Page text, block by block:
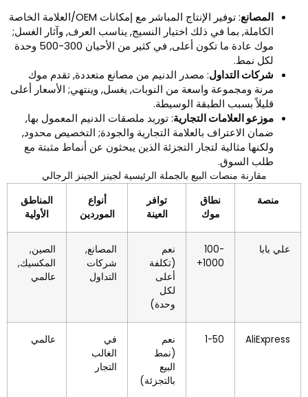
المصانع
: توفير الإنتاج المباشر مع إمكانات OEM/العلامة الخاصة
الكاملة, بما في ذلك اختيار النسيج, يناسب العرف, وآثار الغسل;
موك عادة ما تكون أعلى, في كثير من الأحيان 300-500 وحدة
لكل نمط.
شركات التداول: مصدر الدنيم من مصانع متعددة, تقدم موك
مرنة ومجموعة واسعة من النوبات, يغسل, وينتهي; الأسعار أعلى
قليلاً بسبب الطبقة الوسيطة.
موزعو العلامات التجارية: توريد ملصقات الدنيم المعمول بها,
ضمان الاعتراف بالعلامة التجارية والجودة; التخصيص محدود,
ولكنها مثالية لتجار التجزئة الذين يبحثون عن أنماط مثبتة مع
طلب السوق.
مقارنة منصات البيع بالجملة الرئيسية لجينز الجينز الرجالي
منصة
نطاق
موك
توافر
العينة
أنواع
الموردين
المناطق
الأولية
علي بابا
100-
1000+
نعم
(تكلفة
أعلى
لكل
وحدة)
المصانع,
شركات
التداول
الصين,
المكسيك,
عالمي
AliExpress
1-50
نعم
(نمط
البيع
بالتجزئة)
في
الغالب
التجار
عالمي